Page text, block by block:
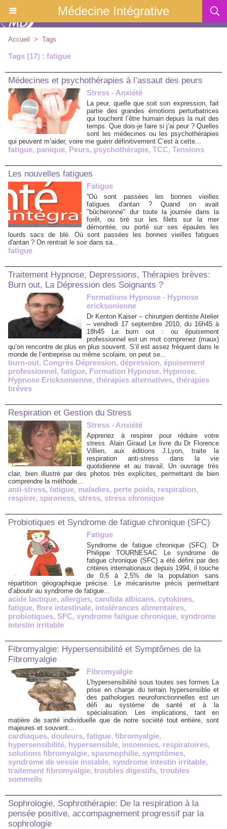
Médecine Intégrative
Accueil > Tags
Tags (17) : fatigue
Médecines et psychothérapies à l’assaut des peurs
Stress - Anxiété
La peur, quelle que soit son expression, fait
partie des grandes émotions perturbatrices
qui touchent l’être humain depuis la nuit des
temps. Que dois-je faire si j’ai peur ? Quelles
sont les médecines ou les psychothérapies
qui peuvent m’aider, voire me guérir définitivement C’est à cette...
fatigue, panique, Peurs, psychothérapie, TCC, Tensions
Les nouvelles fatigues
Fatigue
''Où sont passées les bonnes vieilles
fatigues d'antan ? Quand on avait
"bûcheronné" dur toute la journée dans la
forêt, ou tiré sur les filets sur la mer
démontée, ou porté sur ses épaules les
lourds sacs de blé. Où sont passées les bonnes vieilles fatigues
d'antan ? On rentrait le soir dans sa...
fatigue
Traitement Hypnose, Depressions, Thérapies brèves:
Burn out, La Dépression des Soignants ?
Formations Hypnose - Hypnose
ericksonienne
Dr Kenton Kaiser – chirurgien dentiste Atelier
– vendredi 17 septembre 2010, du 16h45 à
18h45 Le burn out : ou épuisement
professionnel est un mot comprenez (maux)
qu’on rencontre de plus en plus souvent. S’il est assez fréquent dans le
monde de l’entreprise ou même scolaire, on peut se...
burn-out, Congrès Dépression, dépression, épuisement
professionnel, fatigue, Formation Hypnose, Hypnose,
Hypnose Ericksonienne, thérapies alternatives, thérapies
brèves
Respiration et Gestion du Stress
Stress - Anxiété
Apprenez à respirer pour réduire votre
stress. Alain Giraud Le livre du Dr Florence
Villien, aux éditions J.Lyon, traite la
respiration anti-stress dans la vie
quotidienne et au travail. Un ouvrage très
clair, bien illustré par des photos très explicites, permettant de bien
comprendre la méthode...
anti-stress, fatigue, maladies, perte poids, respiration,
respirer, spironess, stress, stress chronique
Probiotiques et Syndrome de fatigue chronique (SFC)
Fatigue
Syndrome de fatigue chronique (SFC). Dr
Philippe TOURNESAC Le syndrome de
fatigue chronique (SFC) a été défini par des
critères internationaux depuis 1994, il touche
de 0,6 à 2,5% de la population sans
répartition géographique précise. Le mécanisme précis permettant
d’aboutir au syndrome de fatigue...
acide lactique, allergies, candida albicans, cytokines,
fatigue, flore intestinale, intolérances alimentaires,
probiotiques, SFC, syndrome fatigue chronique, syndrome
intestin irritable
Fibromyalgie: Hypersensibilité et Symptômes de la
Fibromyalgie
Fibromyalgie
L’hypersensibilité sous toutes ses formes La
prise en charge du terrain hypersensible et
des pathologies neurofonctionnelles est un
défi au système de santé et à la
spécialisation. Les implications, tant en
matière de santé individuelle que de notre société tout entière, sont
majeures et souvent...
cardiaques, douleurs, fatigue, fibromyalgie,
hypersensibilité, hypersensible, insomnies, respiratoires,
solutions fibromyalgie, spasmophilie, symptômes,
syndrome de vessie instable, syndrome intestin irritable,
traitement fibromyalgie, troubles digestifs, troubles
sommeils
Sophrologie, Sophrothérapie: De la respiration à la
pensée positive, accompagnement progressif par la
sophrologie